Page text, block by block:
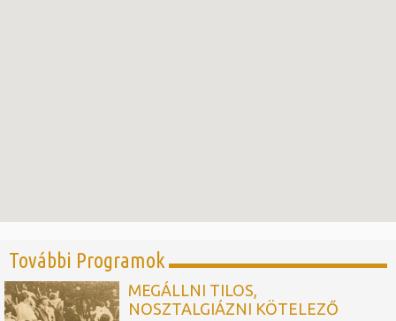
További Programok
MEGÁLLNI TILOS,
NOSZTALGIÁZNI KÖTELEZŐ